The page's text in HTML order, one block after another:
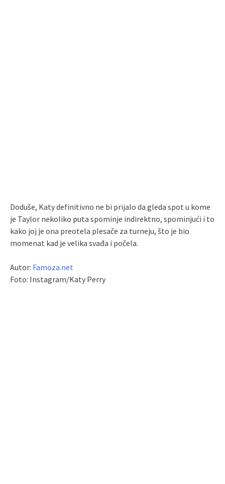
Doduše, Katy definitivno ne bi prijalo da gleda spot u kome
je Taylor nekoliko puta spominje indirektno, spominjući i to
kako joj je ona preotela plesače za turneju, što je bio
momenat kad je velika svađa i počela.
Autor: Famoza.net
Foto: Instagram/Katy Perry